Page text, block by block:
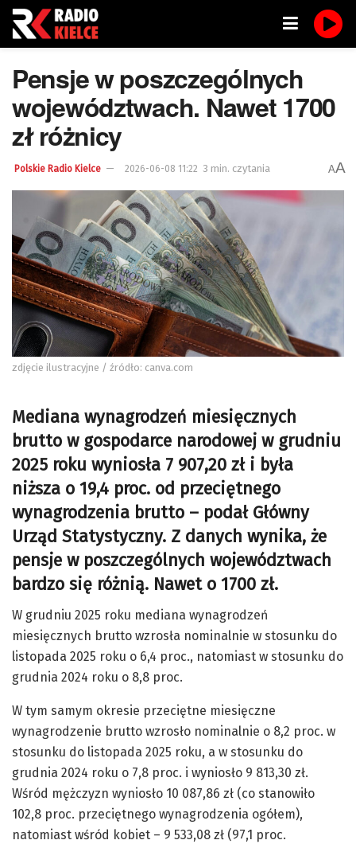
Pensje w poszczególnych
województwach. Nawet 1700
zł różnicy
Polskie Radio Kielce 2026-06-08 11:22 3 min. czytania AA
zdjęcie ilustracyjne / źródło: canva.com
Mediana wynagrodzeń miesięcznych
brutto w gospodarce narodowej w grudniu
2025 roku wyniosła 7 907,20 zł i była
niższa o 19,4 proc. od przeciętnego
wynagrodzenia brutto – podał Główny
Urząd Statystyczny. Z danych wynika, że
pensje w poszczególnych województwach
bardzo się różnią. Nawet o 1700 zł.
W grudniu 2025 roku mediana wynagrodzeń
miesięcznych brutto wzrosła nominalnie w stosunku do
listopada 2025 roku o 6,4 proc., natomiast w stosunku do
grudnia 2024 roku o 8,8 proc.
W tym samym okresie przeciętne miesięczne
wynagrodzenie brutto wzrosło nominalnie o 8,2 proc. w
stosunku do listopada 2025 roku, a w stosunku do
grudnia 2024 roku o 7,8 proc. i wyniosło 9 813,30 zł.
Wśród mężczyzn wyniosło 10 087,86 zł (co stanowiło
102,8 proc. przeciętnego wynagrodzenia ogółem),
natomiast wśród kobiet – 9 533,08 zł (97,1 proc.